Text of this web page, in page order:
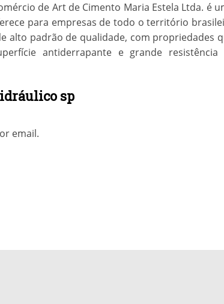
de Art de Cimento Maria Estela Ltda. é
para empresas de todo o território
alto padrão de qualidade, com propriedades
antiderrapante e grande resistência
sp
email.